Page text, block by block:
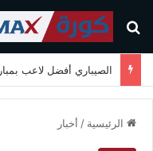
بحث عن
الرئيسية / أخبار